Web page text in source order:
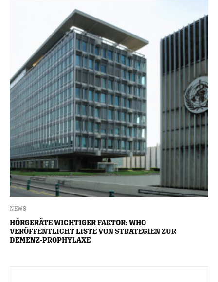
NEWS
HÖRGERÄTE WICHTIGER FAKTOR: WHO
VERÖFFENTLICHT LISTE VON STRATEGIEN ZUR
DEMENZ-PROPHYLAXE